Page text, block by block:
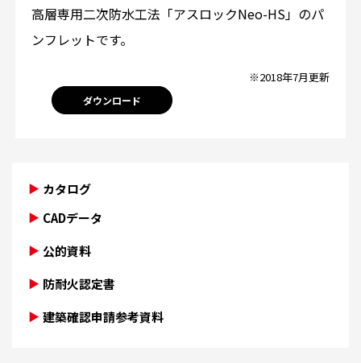
高層専用二次防水工法「アスロックNeo-HS」のパ
ンフレットです。
※2018年7月更新
ダウンロード
カタログ
CADデータ
公的資料
防耐火認定書
建築確認申請参考資料